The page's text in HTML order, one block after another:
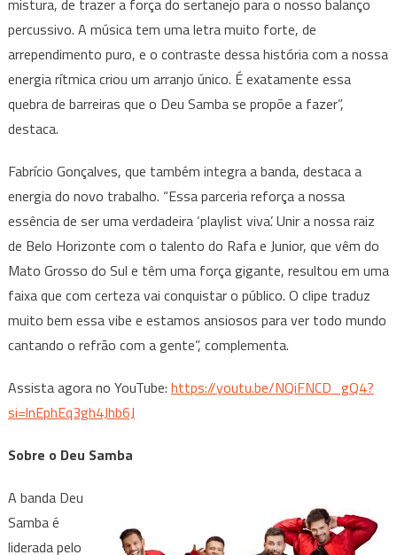
percussivo. A música tem uma letra muito forte, de
arrependimento puro, e o contraste dessa história com a nossa
energia rítmica criou um arranjo único. É exatamente essa
quebra de barreiras que o Deu Samba se propõe a fazer”,
destaca.
Fabrício Gonçalves, que também integra a banda, destaca a
energia do novo trabalho. “Essa parceria reforça a nossa
essência de ser uma verdadeira ‘playlist viva’. Unir a nossa raiz
de Belo Horizonte com o talento do Rafa e Junior, que vêm do
Mato Grosso do Sul e têm uma força gigante, resultou em uma
faixa que com certeza vai conquistar o público. O clipe traduz
muito bem essa vibe e estamos ansiosos para ver todo mundo
cantando o refrão com a gente”, complementa.
Assista agora no YouTube: https://youtu.be/NQiFNCD_gQ4?
si=lnEphEq3gh4Jhb6J
Sobre o Deu Samba
A banda Deu
Samba é
liderada pelo